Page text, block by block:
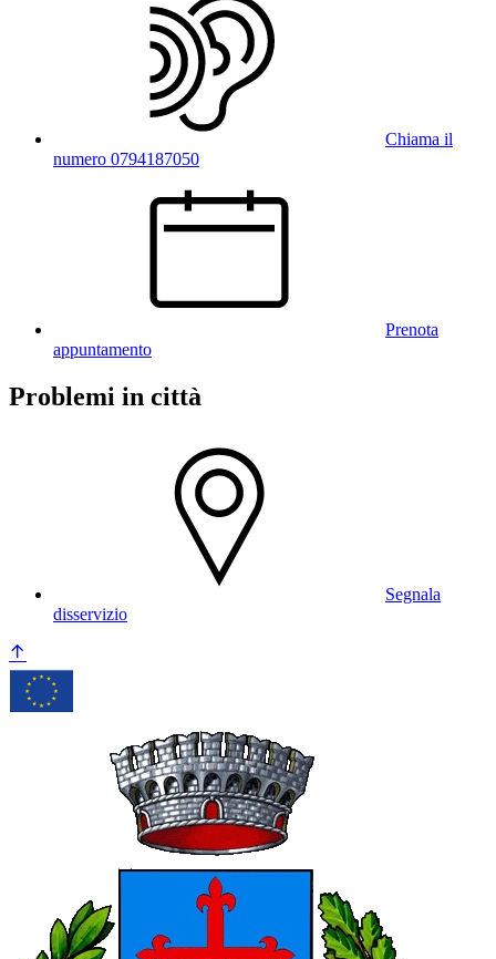
Chiama il
numero 0794187050
Prenota
appuntamento
Problemi in città
Segnala
disservizio